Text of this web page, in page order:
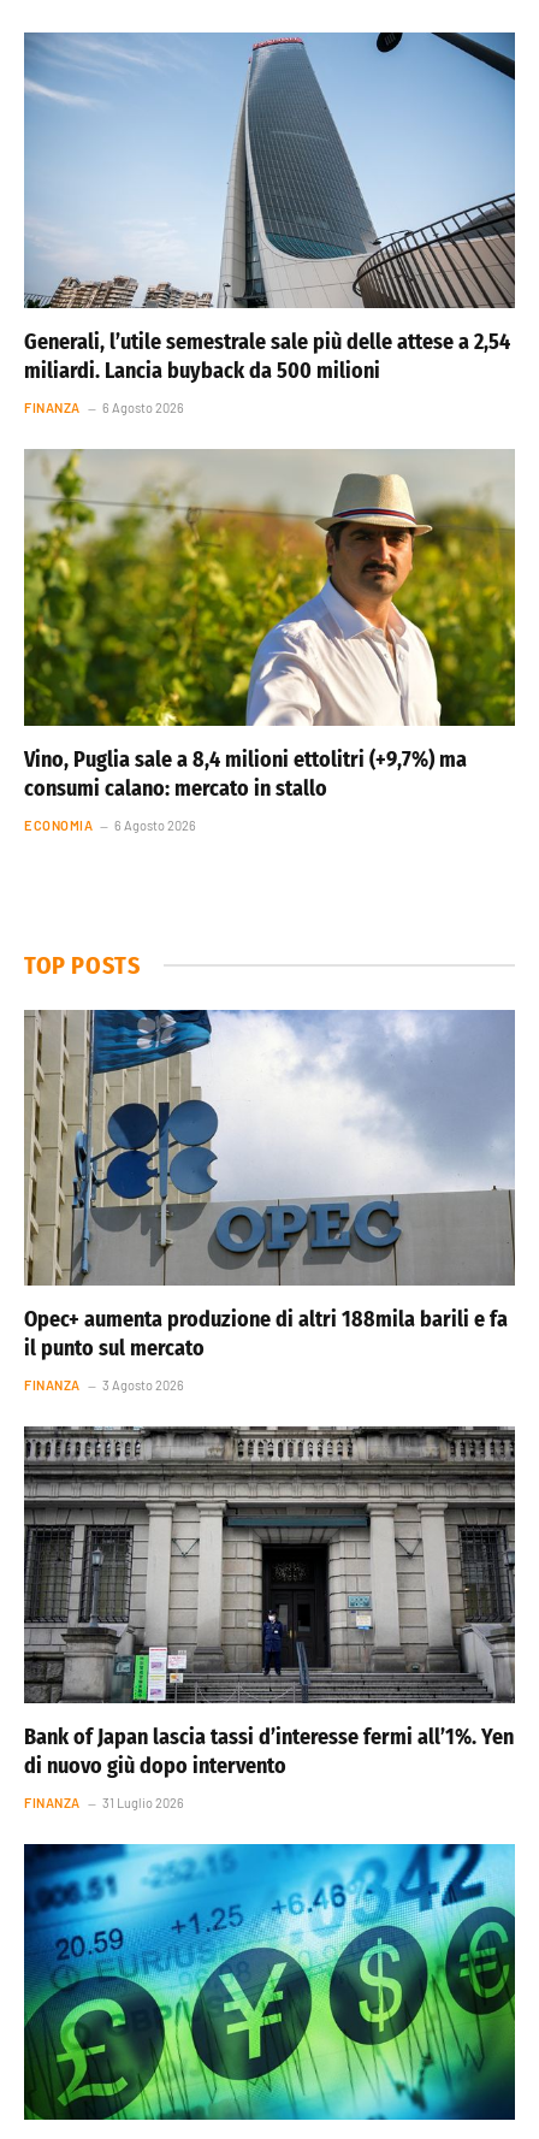
Generali, l’utile semestrale sale più delle attese a 2,54
miliardi. Lancia buyback da 500 milioni
FINANZA 6 Agosto 2026
Vino, Puglia sale a 8,4 milioni ettolitri (+9,7%) ma
consumi calano: mercato in stallo
ECONOMIA 6 Agosto 2026
TOP POSTS
Opec+ aumenta produzione di altri 188mila barili e fa
il punto sul mercato
FINANZA 3 Agosto 2026
Bank of Japan lascia tassi d’interesse fermi all’1%. Yen
di nuovo giù dopo intervento
FINANZA 31 Luglio 2026